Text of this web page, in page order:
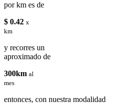
por km es de
$ 0.42 x
km
y recorres un
aproximado de
300km al
mes
entonces, con nuestra modalidad